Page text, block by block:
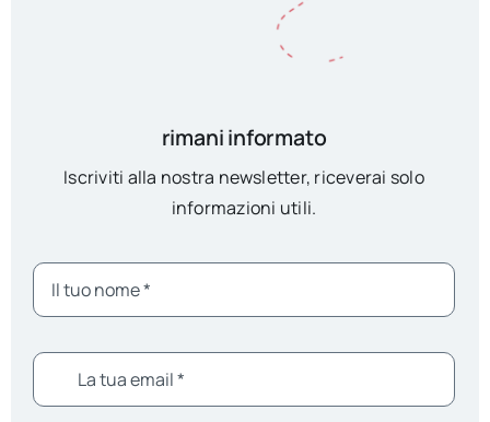
rimani informato
Iscriviti alla nostra newsletter, riceverai solo
informazioni utili.